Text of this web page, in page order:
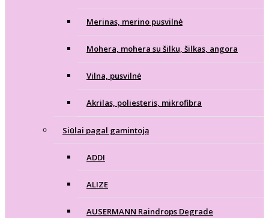
Merinas, merino pusvilnė
Mohera, mohera su šilku, šilkas, angora
Vilna, pusvilnė
Akrilas, poliesteris, mikrofibra
Siūlai pagal gamintoją
ADDI
ALIZE
AUSERMANN Raindrops Degrade